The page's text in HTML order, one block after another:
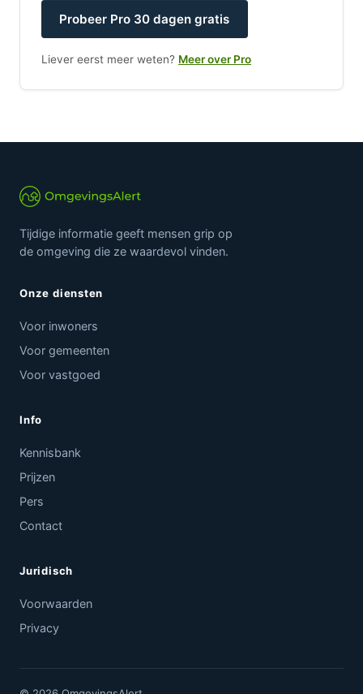
Probeer Pro 30 dagen gratis
Liever eerst meer weten? Meer over Pro
Tijdige informatie geeft mensen grip op
de omgeving die ze waardevol vinden.
Onze diensten
Voor inwoners
Voor gemeenten
Voor vastgoed
Info
Kennisbank
Prijzen
Pers
Contact
Juridisch
Voorwaarden
Privacy